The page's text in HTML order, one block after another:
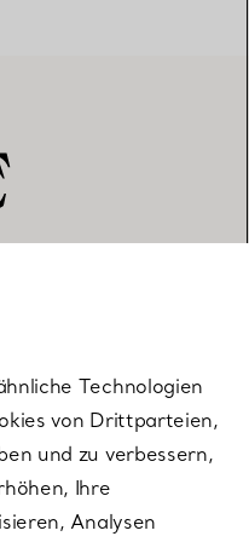
Technologien
von Drittparteien,
und zu verbessern,
Ihre
Analysen